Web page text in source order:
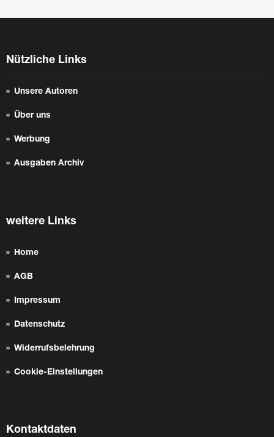
Nützliche Links
Unsere Autoren
Über uns
Werbung
Ausgaben Archiv
weitere Links
Home
AGB
Impressum
Datenschutz
Widerrufsbelehrung
Cookie-Einstellungen
Kontaktdaten